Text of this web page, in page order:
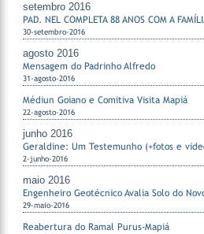
setembro 2016
PAD. NEL COMPLETA 88 ANOS COM A
30-setembro-2016
agosto 2016
Mensagem do Padrinho Alfredo
31-agosto-2016
Médiun Goiano e Comitiva Visita Mapiá
22-agosto-2016
junho 2016
Geraldine: Um Testemunho (+fotos e
2-junho-2016
maio 2016
Engenheiro Geotécnico Avalia Solo do
29-maio-2016
Reabertura do Ramal Purus-Mapiá